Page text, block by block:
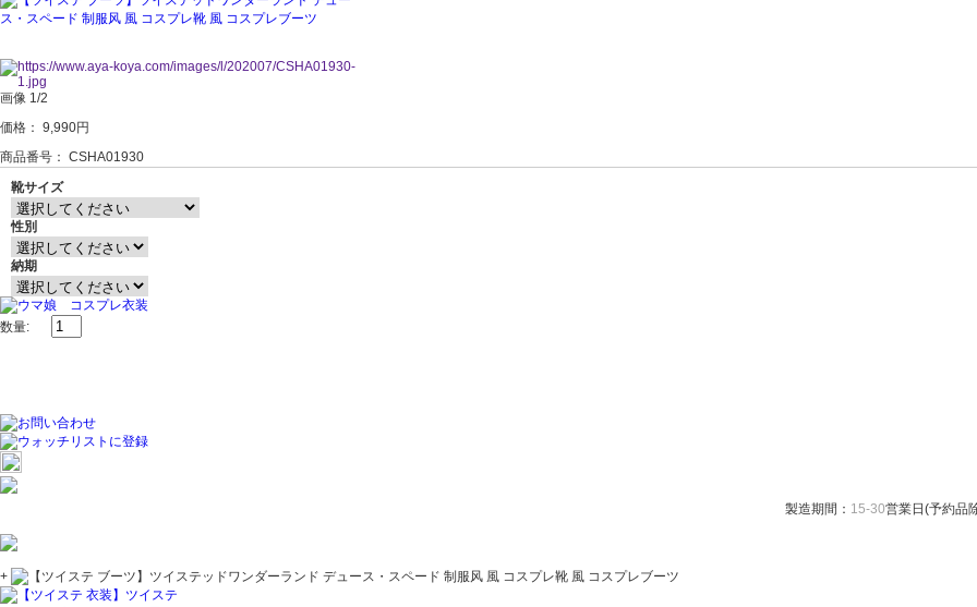
画像 1/2
価格： 9,990円
商品番号： CSHA01930
靴サイズ
性別
納期
数量:
製造期間： 15-30営業日(予約品
+